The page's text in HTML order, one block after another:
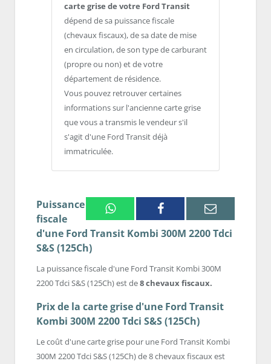
carte grise de votre Ford Transit
dépend de sa puissance fiscale
(chevaux fiscaux), de sa date de mise
en circulation, de son type de carburant
(propre ou non) et de votre
département de résidence.
Vous pouvez retrouver certaines
informations sur l'ancienne carte grise
que vous a transmis le vendeur s'il
s'agit d'une Ford Transit déjà
immatriculée.
WhatsappFacebook Email
Puissance
fiscale
d'une Ford Transit Kombi 300M 2200 Tdci
S&S (125Ch)
La puissance fiscale d'une Ford Transit Kombi 300M
2200 Tdci S&S (125Ch) est de8 chevaux fiscaux.
Prix de la carte grise d'une Ford Transit
Kombi 300M 2200 Tdci S&S (125Ch)
Le coût d'une carte grise pour une Ford Transit Kombi
300M 2200 Tdci S&S (125Ch) de 8 chevaux fiscaux est